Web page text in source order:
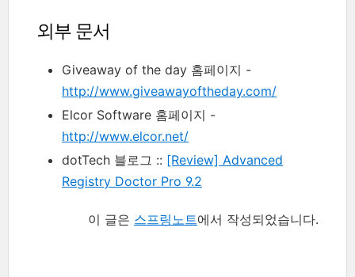
외부 문서
Giveaway of the day 홈페이지 -
http://www.giveawayoftheday.com/
Elcor Software 홈페이지 -
http://www.elcor.net/
dotTech 블로그 :: [Review] Advanced
Registry Doctor Pro 9.2
이 글은 스프링노트에서 작성되었습니다.